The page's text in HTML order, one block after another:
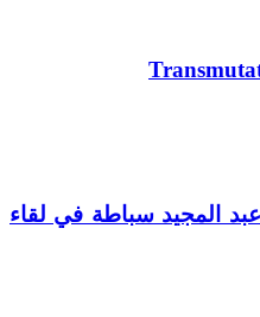
عبد المجيد سباطة في لقاء